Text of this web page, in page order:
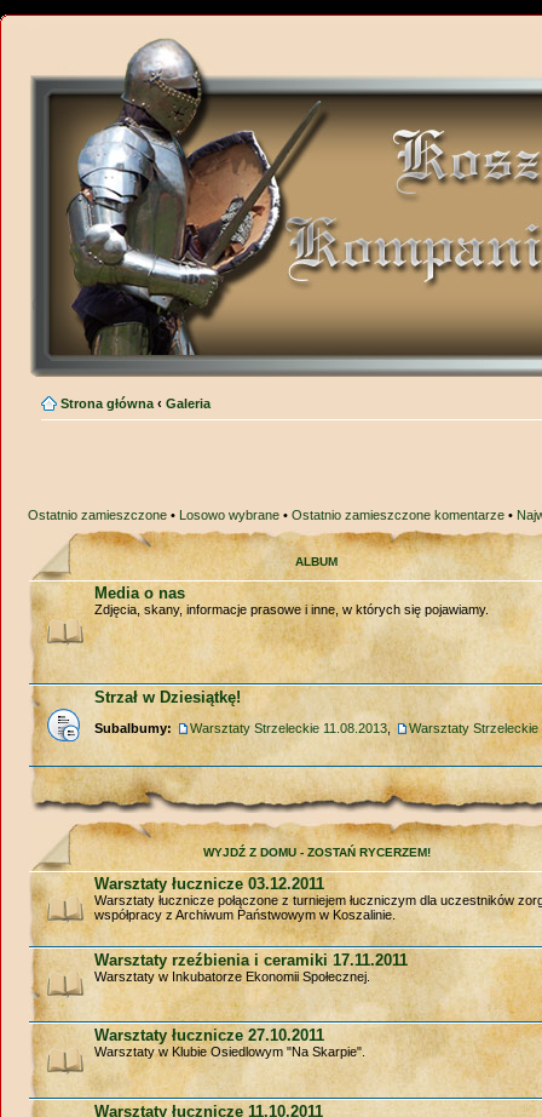
Strona główna ‹ Galeria
Ostatnio zamieszczone • Losowo wybrane •Ostatnio zamieszczone komentarze •
ALBUM
Media o nas
Zdjęcia, skany, informacje prasowe i inne, w których się pojawiamy.
Strzał w Dziesiątkę!
Subalbumy: Warsztaty Strzeleckie 11.08.2013 Warsztaty Strzeleckie
WYJDŹ Z DOMU - ZOSTAŃ RYCERZEM!
Warsztaty łucznicze 03.12.2011
Warsztaty łucznicze połączone z turniejem łuczniczym dla uczestników
współpracy z Archiwum Państwowym w Koszalinie.
Warsztaty rzeźbienia i ceramiki 17.11.2011
Warsztaty w Inkubatorze Ekonomii Społecznej.
Warsztaty łucznicze 27.10.2011
Warsztaty w Klubie Osiedlowym "Na Skarpie".
Warsztaty łucznicze 11.10.2011